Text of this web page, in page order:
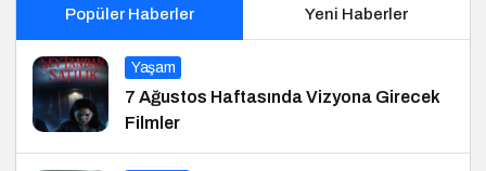
Popüler Haberler Yeni Haberler
Yaşam
7 Ağustos Haftasında Vizyona Girecek
Filmler